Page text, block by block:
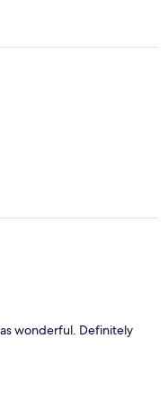
wonderful. Definitely